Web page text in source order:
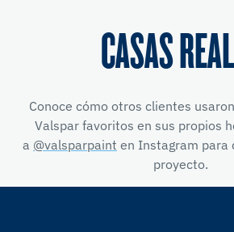
CASAS
Conoce cómo otros clientes
Valspar favoritos en sus propios
a @valsparpaint en Instagram para
proyecto.